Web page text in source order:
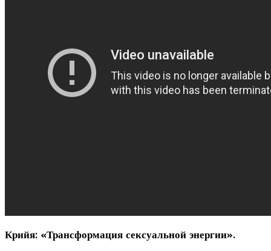
Крийя: «Трансформация сексуальной энергии».